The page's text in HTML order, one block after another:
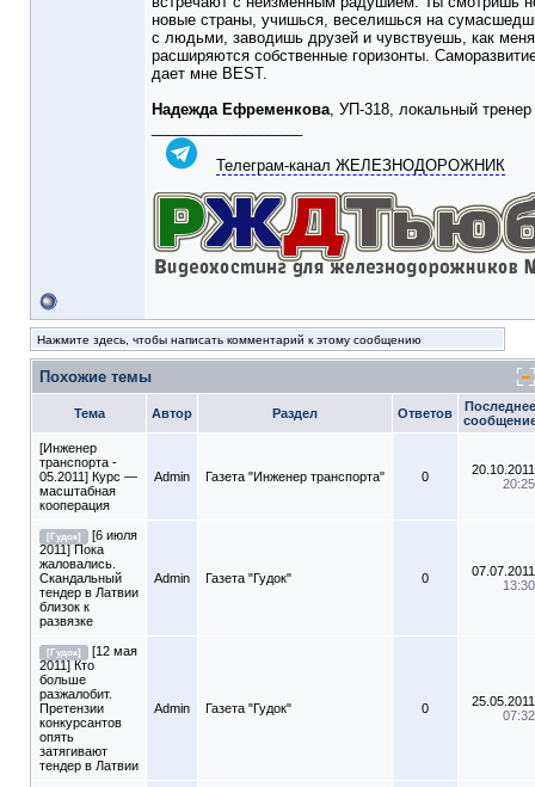
новые страны, учишься, веселишься на
с людьми, заводишь друзей и чувствуешь, как
расширяются собственные горизонты.
дает мне BEST.
Надежда Ефременкова, УП-318, локальный тренер
Телеграм-канал ЖЕЛЕЗНОДОРОЖНИК
Нажмите здесь, чтобы написать комментарий к этому сообщению
Похожие темы
Тема Автор Раздел Ответов
Последнее
[Инженер
транспорта -
05.2011] Курс —
масштабная
кооперация
Admin Газета "Инженер транспорта" 0
20.10.2011
20:25
[Гудок]
[6 июля
2011] Пока
жаловались.
Скандальный
тендер в Латвии
близок к
развязке
Admin Газета "Гудок" 0
07.07.2011
13:30
[Гудок]
[12 мая
2011] Кто
больше
разжалобит.
Претензии
конкурсантов
опять
затягивают
тендер в Латвии
Admin Газета "Гудок" 0
25.05.2011
07:32